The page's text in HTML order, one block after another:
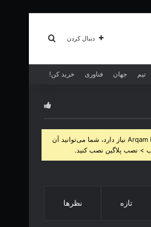
دنبال کردن
تیم جهان فناوری خرید کن!
این ویجت به پلاگین Arqam Lite نیاز دارد، شما می‌توانید آن
> نصب پلاگین نصب کنید.
تازه نظرها